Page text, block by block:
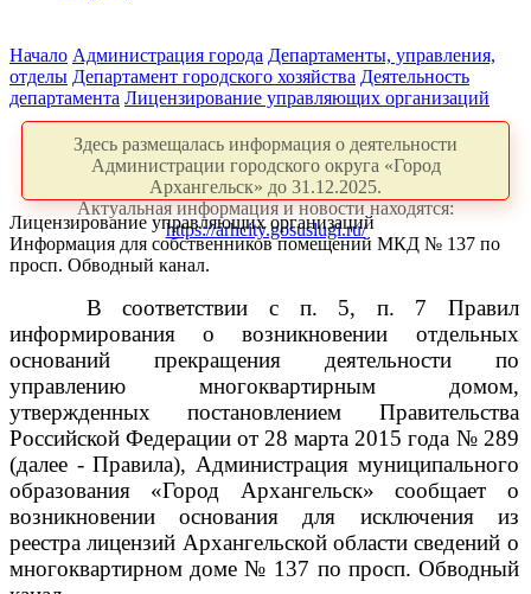
Начало Администрация города Департаменты, управления,
отделы Департамент городского хозяйства Деятельность
департамента Лицензирование управляющих организаций
Здесь размещалась информация о деятельности
Администрации городского округа «Город
Архангельск» до 31.12.2025.
Актуальная информация и новости находятся:
https://arhcity.gosuslugi.ru/
Лицензирование управляющих организаций
Информация для собственников помещений МКД № 137 по
просп. Обводный канал.
В соответствии с п. 5, п. 7 Правил
информирования о возникновении отдельных
оснований прекращения деятельности по
управлению многоквартирным домом,
утвержденных постановлением Правительства
Российской Федерации от 28 марта 2015 года № 289
(далее - Правила), Администрация муниципального
образования «Город Архангельск» сообщает о
возникновении основания для исключения из
реестра лицензий Архангельской области сведений о
многоквартирном доме№ 137 по просп. Обводный